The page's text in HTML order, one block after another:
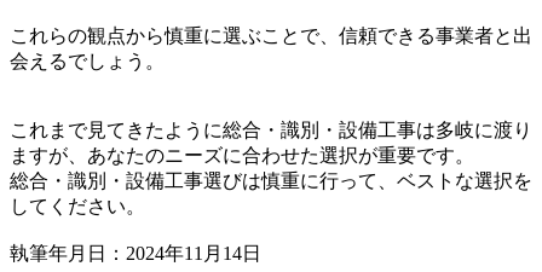
これらの観点から慎重に選ぶことで、信頼できる事業者と出
会えるでしょう。
これまで見てきたように総合・識別・設備工事は多岐に渡り
ますが、あなたのニーズに合わせた選択が重要です。
総合・識別・設備工事選びは慎重に行って、ベストな選択を
してください。
執筆年月日：2024年11月14日